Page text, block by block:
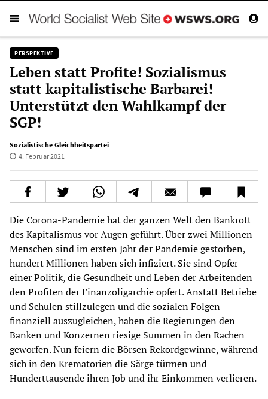
PERSPEKTIVE
Leben statt Profite! Sozialismus
statt kapitalistische Barbarei!
Unterstützt den Wahlkampf der
SGP!
Sozialistische Gleichheitspartei
4. Februar 2021
Die Corona-Pandemie hat der ganzen Welt den Bankrott
des Kapitalismus vor Augen geführt. Über zwei Millionen
Menschen sind im ersten Jahr der Pandemie gestorben,
hundert Millionen haben sich infiziert. Sie sind Opfer
einer Politik, die Gesundheit und Leben der Arbeitenden
den Profiten der Finanzoligarchie opfert. Anstatt Betriebe
und Schulen stillzulegen und die sozialen Folgen
finanziell auszugleichen, haben die Regierungen den
Banken und Konzernen riesige Summen in den Rachen
geworfen. Nun feiern die Börsen Rekordgewinne, während
sich in den Krematorien die Särge türmen und
Hunderttausende ihren Job und ihr Einkommen verlieren.